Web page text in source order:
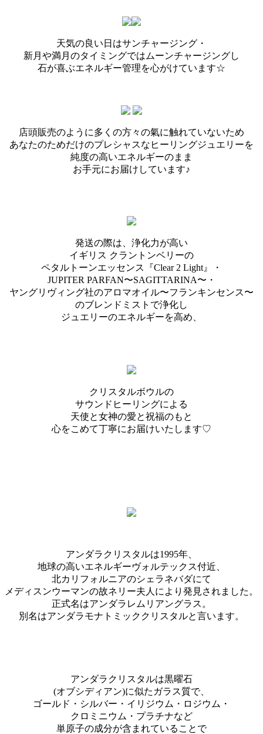
天気の良い日はサンチャージング・
新月や満月のタイミングではムーンチャージングし
石が喜ぶエネルギー管理を心がけています☆
店頭販売のように多くの方々の氣に触れていないため
あなたのためだけのプレシャスなヒーリングジュエリーを
純度の高いエネルギーのまま
お手元にお届けしています♪
発送の際は、浄化力が高い
イギリス クラントンベリーの
ペタルトーンエッセンス『Clear 2 Light』・
JUPITER PARFAN〜SAGITTARINA〜・
ヤングリヴィング社のアロマオイル〜フランキンセンス〜
のブレンドミストで浄化し
ジュエリーのエネルギーを高め、
クリスタルボウルの
サウンドヒーリングによる
天使と女神の愛と祝福のもと
心をこめて丁寧にお届けいたします♡
アンダラクリスタルは1995年、
地球の高いエネルギーヴォルテックス付近、
北カリフォルニアのシェラネバダにて
メディスンウーマンの故ネリー夫人により発見されました。
正式名はアンダラレムリアングラス。
別名はアンダラモナトミッククリスタルと言います。
アンダラクリスタルは黒曜石
(オブシディアン)に似たガラス質で、
ゴールド・シルバー・イリジウム・ロジウム・
クロミニウム・プラチナなど
単原子の成分が含まれていることで